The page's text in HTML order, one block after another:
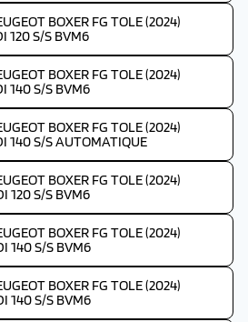
BOXER FG TOLE (2024)
120 S/S BVM6
BOXER FG TOLE (2024)
140 S/S BVM6
BOXER FG TOLE (2024)
140 S/S AUTOMATIQUE
BOXER FG TOLE (2024)
120 S/S BVM6
BOXER FG TOLE (2024)
140 S/S BVM6
BOXER FG TOLE (2024)
140 S/S BVM6